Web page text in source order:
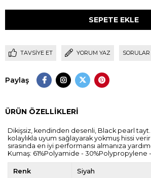
TAVSIYE ET YORUM YAZ
Paylaş
ÜRÜN ÖZELLIKLERI
Dikişsiz, kendinden desenli, Black pearl tayt.
kolaylıkla uyum sağlayarak yokmuş hissi
sırasında en iyi performansı almanıza
Kumaş: 61%Polyamide - 30%Polypropylene
Renk Siyah